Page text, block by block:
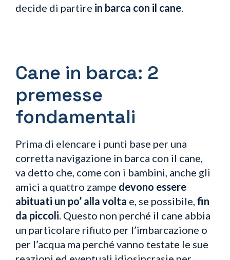
decide di partire in barca con il cane.
Cane in barca: 2
premesse
fondamentali
Prima di elencare i punti base per una
corretta navigazione in barca con il cane,
va detto che, come con i bambini, anche gli
amici a quattro zampe devono essere
abituati un po’ alla volta e, se possibile, fin
da piccoli. Questo non perché il cane abbia
un particolare rifiuto per l’imbarcazione o
per l’acqua ma perché vanno testate le sue